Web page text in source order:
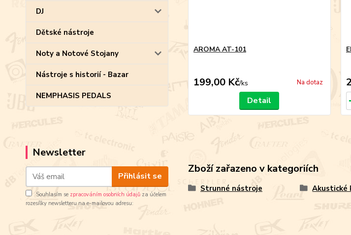
DJ
Dětské nástroje
Noty a Notové Stojany
Nástroje s historií - Bazar
NEMPHASIS PEDALS
Newsletter
Přihlásit se
Souhlasím se zpracováním osobních údajů za účelem
rozesílky newsletteru na e-mailovou adresu:
AROMA AT-101
199,00 Kč/ks Na dotaz
Detail
Zboží zařazeno v kategoriích
Strunné nástroje Akustické